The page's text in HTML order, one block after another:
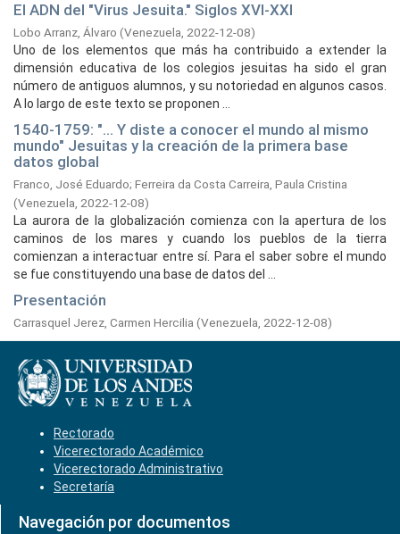
El ADN del "Virus Jesuita." Siglos XVI-XXI
Lobo Arranz, Álvaro (Venezuela, 2022-12-08)
Uno de los elementos que más ha contribuido a extender la
dimensión educativa de los colegios jesuitas ha sido el gran
número de antiguos alumnos, y su notoriedad en algunos casos.
A lo largo de este texto se proponen ...
1540-1759: "... Y diste a conocer el mundo al mismo
mundo" Jesuitas y la creación de la primera base
datos global
Franco, José Eduardo; Ferreira da Costa Carreira, Paula Cristina
(Venezuela, 2022-12-08)
La aurora de la globalización comienza con la apertura de los
caminos de los mares y cuando los pueblos de la tierra
comienzan a interactuar entre sí. Para el saber sobre el mundo
se fue constituyendo una base de datos del ...
Presentación
Carrasquel Jerez, Carmen Hercilia (Venezuela, 2022-12-08)
Rectorado
Vicerectorado Académico
Vicerectorado Administrativo
Secretaría
Navegación por documentos